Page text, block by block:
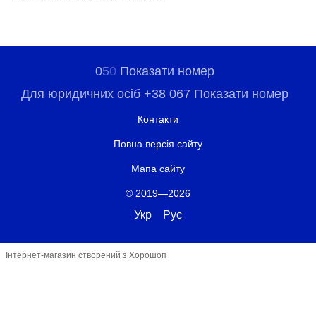
050 Показати номер
Для юридичних осіб +38 067 Показати номер
Контакти
Повна версія сайту
Мапа сайту
© 2019—2026
Укр Рус
Інтернет-магазин створений з Хорошоп